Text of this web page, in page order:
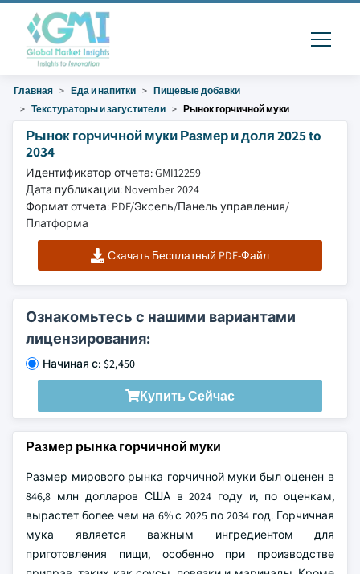
Главная Еда и напитки
Пищевые добавки
Текстураторы и загустители
Рынок горчичной муки
Рынок горчичной муки Размер и доля 2025 to
2034
Идентификатор отчета: GMI12259
Дата публикации: November 2024
Формат отчета: PDF/Эксель/Панель управления/
Платформа
Скачать Бесплатный PDF-Файл
Ознакомьтесь с нашими вариантами
лицензирования:
Начиная с: $2,450
Купить Сейчас
Размер рынка горчичной муки
Размер мирового рынка горчичной муки был оценен в
846,8 млн долларов США в 2024 году и, по оценкам,
вырастет более чем на 6% с 2025 по 2034 год. Горчичная
мука является важным ингредиентом для
приготовления пищи, особенно при производстве